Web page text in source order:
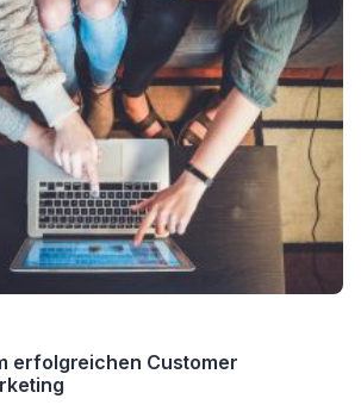
erfolgreichen Customer